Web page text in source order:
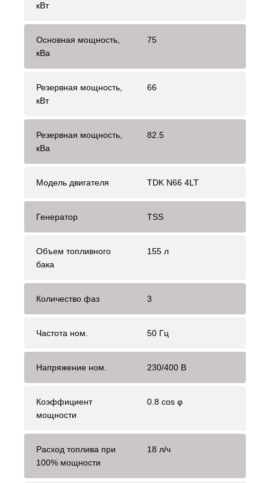
кВт
Основная мощность,
кВа
75
Резервная мощность,
кВт
66
Резервная мощность,
кВа
82.5
Модель двигателя TDK N66 4LT
Генератор TSS
Объем топливного
бака
155 л
Количество фаз 3
Частота ном. 50 Гц
Напряжение ном. 230/400 В
Коэффициент
мощности
0.8 cos φ
Расход топлива при
100% мощности
18 л/ч